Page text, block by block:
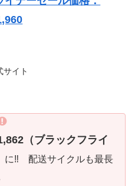
サイト
（ブラックフライ
に‼ 配送サイクルも最長